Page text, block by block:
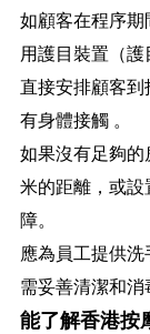
如顧客在程序
用護目裝置（護
直接安排顧客
有身體接觸 。
如果沒有足夠
米的距離，或
障。
應為員工提供洗
需妥善清潔和消
能了解香港按